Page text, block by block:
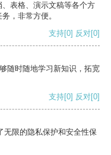
表格、演示文稿等各个方
，非常方便。
支持[0] 反对[0]
随时随地学习新知识，拓宽
支持[0] 反对[0]
无限的隐私保护和安全性保